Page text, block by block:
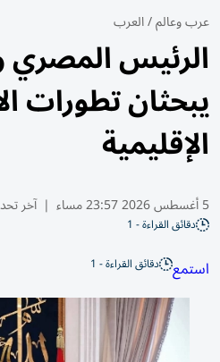
عرب وعالم/العرب
الرئيس المصري
يبحثان تطورات
الإقليمية
5 أغسطس 2026 23:57 مساء | آخر
دقائق القراءة - 1
استمع دقائق القراءة - 1